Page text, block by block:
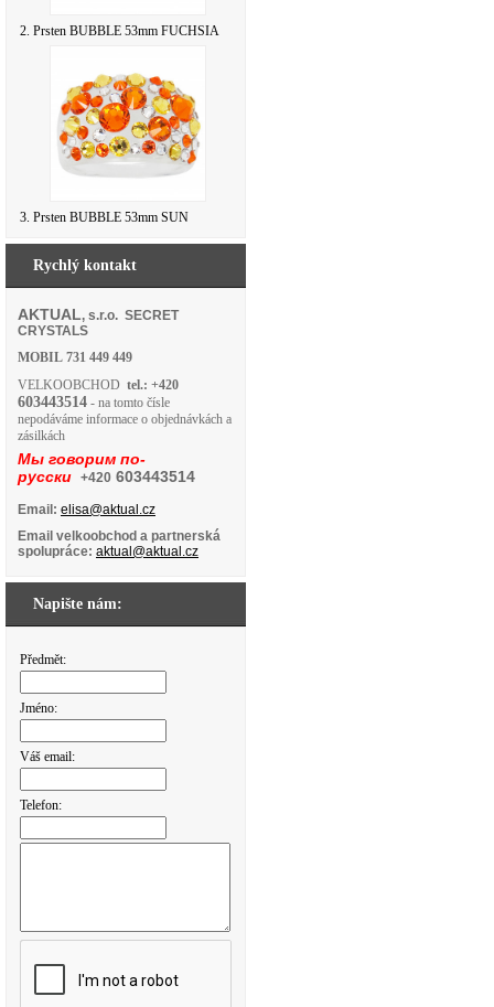
2. Prsten BUBBLE 53mm FUCHSIA
3. Prsten BUBBLE 53mm SUN
Rychlý kontakt
AKTUAL, s.r.o. SECRET
CRYSTALS
MOBIL 731 449 449
VELKOOBCHOD tel.: +420
603443514 - na tomto čísle
nepodáváme informace o objednávkách a
zásilkách
Мы говорим по-
русски +420 603443514
Email: elisa@aktual.cz
Email velkoobchod a partnerská
spolupráce: aktual@aktual.cz
Napište nám:
Předmět:
Jméno:
Váš email:
Telefon: